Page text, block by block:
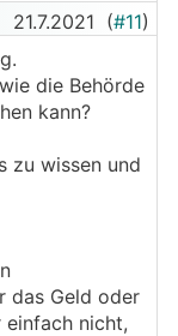
21.7.2021 (#11)
die Behörde
kann?
zu wissen und
das Geld oder
einfach nicht,